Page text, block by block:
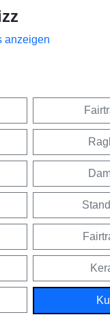
anzeigen